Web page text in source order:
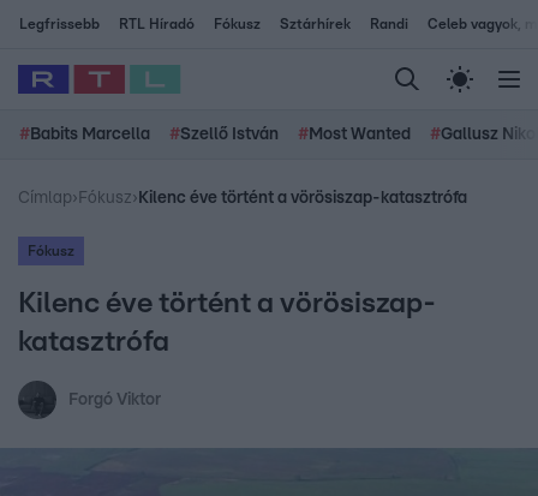
Legfrissebb RTL Híradó Fókusz Sztárhírek Randi Celeb vagyok,
# Babits Marcella #Szellő István # Most Wanted #Gallusz
Címlap› Fókusz› Kilenc éve történt a vörösiszap-katasztrófa
Fókusz
Kilenc éve történt a vörösiszap-
katasztrófa
Forgó Viktor